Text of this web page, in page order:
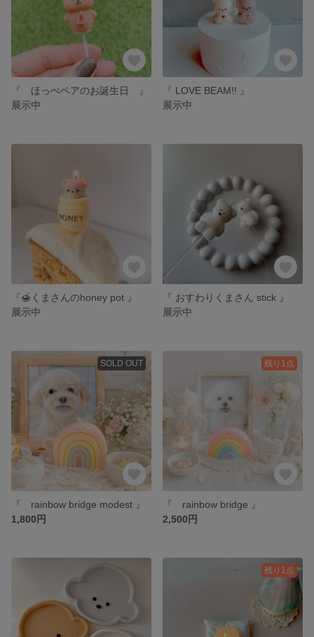
『 ほっぺベアのお誕生日 』
展示中
『 LOVE BEAM!! 』
展示中
『🍯くまさんのhoney pot 』
展示中
『 おすわりくまさん stick 』
展示中
SOLD OUT
『 rainbow bridge modest 』
1,800円
残り1点
『 rainbow bridge 』
2,500円
残り1点